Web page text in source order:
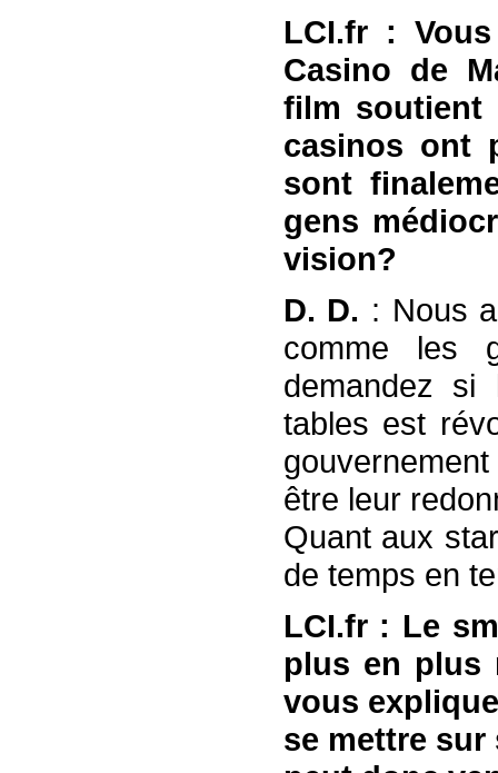
LCI.fr :
Casino de
film soutient
casinos ont
sont
gens
vision?
D. D. : Nous
comme les
demandez
tables est
être leur
Quant aux
de temps en
LCI.fr : Le
plus en plus
vous
se mettre sur